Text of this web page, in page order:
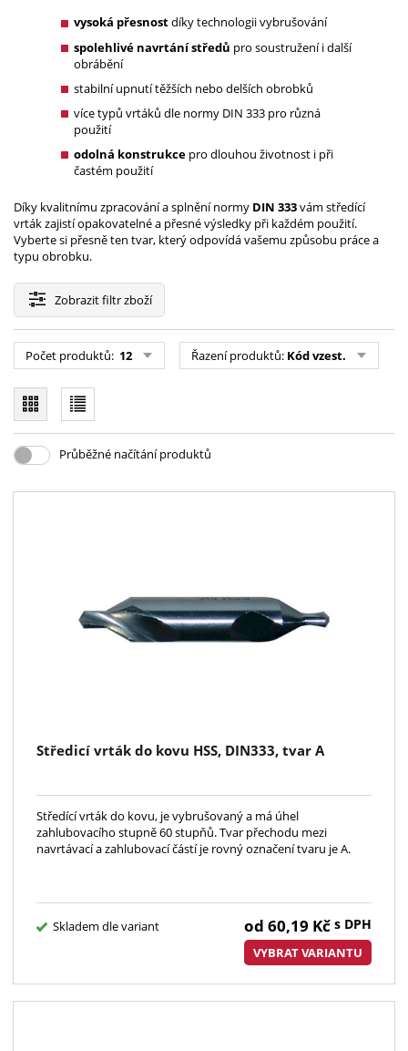
vysoká přesnostdíky technologii vybrušování
spolehlivé navrtání středů pro soustružení i další
obrábění
stabilní upnutí těžších nebo delších obrobků
více typů vrtáků dle normy DIN 333 pro různá
použití
odolná konstrukce pro dlouhou životnost i při
častém použití
Díky kvalitnímu zpracování a splnění normy DIN 333vám středící
vrták zajistí opakovatelné a přesné výsledky při každém použití.
Vyberte si přesně ten tvar, který odpovídá vašemu způsobu práce a
typu obrobku.
Zobrazitfiltr zboží
Počet produktů: 12 Řazení produktů: Kód vzest.
Průběžné načítání produktů
Středicí vrták do kovu HSS, DIN333, tvar A
Středící vrták do kovu, je vybrušovaný a má úhel
zahlubovacího stupně 60 stupňů. Tvar přechodu mezi
navrtávací a zahlubovací částí je rovný označení tvaru je A.
Skladem dle variant od 60,19 Kč s DPH
VYBRAT VARIANTU